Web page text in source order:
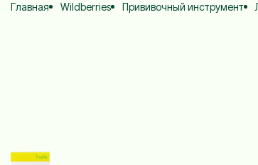
Главная Wildberries Прививочный инструмент